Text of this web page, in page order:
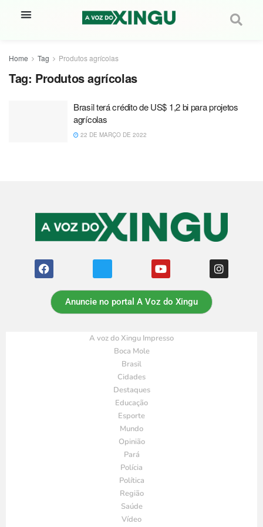
Home Tag Produtos agrícolas
Tag: Produtos agrícolas
Brasil terá crédito de US$ 1,2 bi para projetos
agrícolas
22 DE MARÇO DE 2022
Anuncie no portal A Voz do Xingu
A voz do Xingu Impresso
Boca Mole
Brasil
Cidades
Destaques
Educação
Esporte
Mundo
Opinião
Pará
Polícia
Política
Região
Saúde
Vídeo